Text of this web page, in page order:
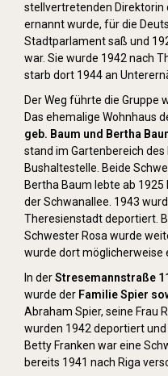
stellvertretenden Direktorin
ernannt wurde, für die
Stadtparlament saß und
war. Sie wurde 1942 nach
starb dort 1944 an
Der Weg führte die Gruppe
Das ehemalige Wohnhaus
geb. Baum und Bertha
stand im Gartenbereich
Bushaltestelle. Beide
Bertha Baum lebte ab
der Schwanallee. 1943
Theresienstadt deportiert.
Schwester Rosa wurde
wurde dort möglicherweise
In derStresemannstraße 11
wurde der Familie Spier
Abraham Spier, seine Frau
wurden 1942 deportiert
Betty Franken war eine
bereits 1941 nach Riga